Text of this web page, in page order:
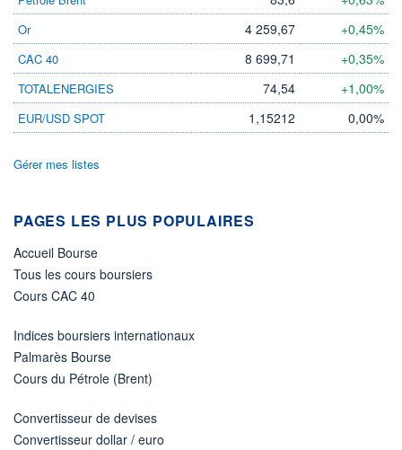
0,00 EUR -
PROCHAIN
DIVIDENDE
-
Non éligible
Boursobank
Or 4 259,67 +0,45%
CAC 40 8 699,71 +0,35%
TOTALENERGIES 74,54 +1,00%
EUR/USD SPOT 1,15212 0,00%
Gérer mes listes
PAGES LES PLUS POPULAIRES
Accueil Bourse
Tous les cours boursiers
Cours CAC 40
Indices boursiers internationaux
Palmarès Bourse
Cours du Pétrole (Brent)
Convertisseur de devises
Convertisseur dollar / euro